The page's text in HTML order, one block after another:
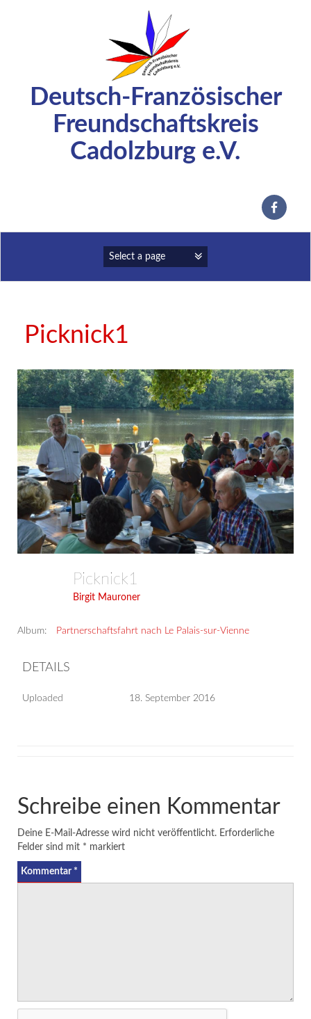
Deutsch-Französischer
Freundschaftskreis
Cadolzburg e.V.
Picknick1
Picknick1
Birgit Mauroner
Album: Partnerschaftsfahrt nach Le Palais-sur-Vienne
DETAILS
Uploaded 18. September 2016
Schreibe einen Kommentar
Deine E-Mail-Adresse wird nicht veröffentlicht. Erforderliche
Felder sind mit * markiert
Kommentar *